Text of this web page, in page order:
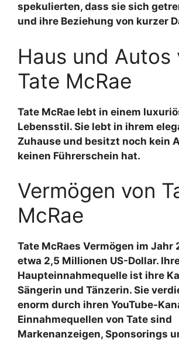
spekulierten, dass sie sich
und ihre Beziehung von kurzer
Haus und Autos
Tate McRae
Tate McRae lebt in einem
Lebensstil. Sie lebt in ihrem
Zuhause und besitzt noch kein
keinen Führerschein hat.
Vermögen von
McRae
Tate McRaes Vermögen im
etwa 2,5 Millionen US-Dollar.
Haupteinnahmequelle ist ihre
Sängerin und Tänzerin. Sie
enorm durch ihren YouTube-
Einnahmequellen von Tate sind
Markenanzeigen, Sponsorings